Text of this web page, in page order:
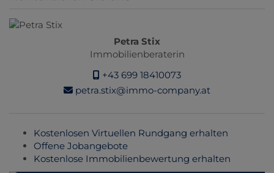
Petra Stix
Immobilienberaterin
+43 699 18410073
petra.stix@immo-company.at
Kostenlosen Virtuellen Rundgang erhalten
Offene Jobangebote
Kostenlose Immobilienbewertung erhalten